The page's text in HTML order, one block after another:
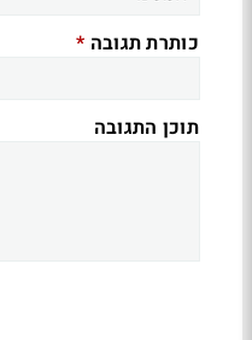
כותרת תגובה *
תוכן התגובה